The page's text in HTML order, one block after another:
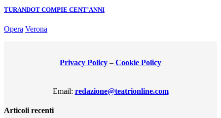
TURANDOT COMPIE CENT’ANNI
Opera Verona
Privacy Policy – Cookie Policy
Email: redazione@teatrionline.com
Articoli recenti